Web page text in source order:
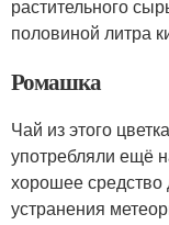
растительного
половиной литра
Ромашка
Чай из этого
употребляли ещё
хорошее
устранения